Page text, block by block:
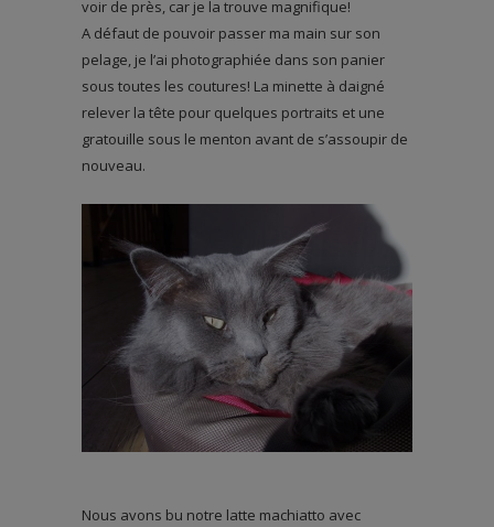
voir de près, car je la trouve magnifique!
A défaut de pouvoir passer ma main sur son
pelage, je l’ai photographiée dans son panier
sous toutes les coutures! La minette à daigné
relever la tête pour quelques portraits et une
gratouille sous le menton avant de s’assoupir de
nouveau.
Nous avons bu notre latte machiatto avec